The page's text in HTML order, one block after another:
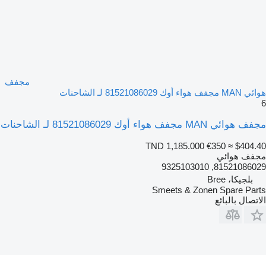
مجفف
هوائي MAN مجفف هواء أوك 81521086029 لـ الشاحنات
6
مجفف هوائي MAN مجفف هواء أوك 81521086029 لـ الشاحنات
TND 1,185.000 €350 ≈ $404.40
مجفف هوائي
81521086029, 9325103010
بلجيكا، Bree
Smeets & Zonen Spare Parts
الاتصال بالبائع